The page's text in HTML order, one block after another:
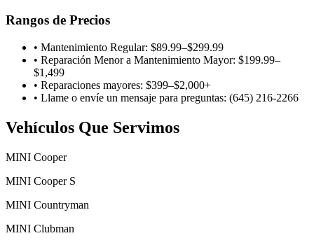
Rangos de Precios
• Mantenimiento Regular: $89.99–$299.99
• Reparación Menor a Mantenimiento Mayor: $199.99–
$1,499
• Reparaciones mayores: $399–$2,000+
• Llame o envíe un mensaje para preguntas: (645) 216-2266
Vehículos Que Servimos
MINI Cooper
MINI Cooper S
MINI Countryman
MINI Clubman